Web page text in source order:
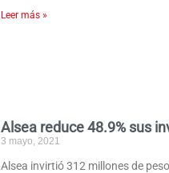
Leer más »
Alsea reduce 48.9% sus
3 mayo, 2021
Alsea invirtió 312 millones de